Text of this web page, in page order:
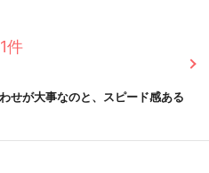
1件
せが大事なのと、スピード感ある